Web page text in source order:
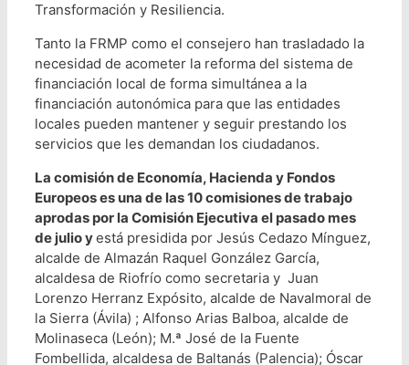
Transformación y Resiliencia.
Tanto la FRMP como el consejero han trasladado la
necesidad de acometer la reforma del sistema de
financiación local de forma simultánea a la
financiación autonómica para que las entidades
locales pueden mantener y seguir prestando los
servicios que les demandan los ciudadanos.
La comisión de Economía, Hacienda y Fondos
Europeos es una de las 10 comisiones de trabajo
aprodas por la Comisión Ejecutiva el pasado mes
de julio yestá presidida por Jesús Cedazo Mínguez,
alcalde de Almazán Raquel González García,
alcaldesa de Riofrío como secretaria y Juan
Lorenzo Herranz Expósito, alcalde de Navalmoral de
la Sierra (Ávila) ; Alfonso Arias Balboa, alcalde de
Molinaseca (León); M.ª José de la Fuente
Fombellida, alcaldesa de Baltanás (Palencia); Óscar